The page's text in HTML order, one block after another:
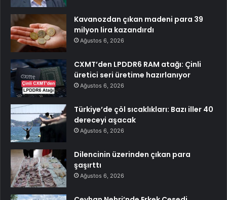
Kavanozdan çıkan madeni para 39
milyon lira kazandırdı
Ağustos 6, 2026
CXMT’den LPDDR6 RAM atağı: Çinli
üretici seri üretime hazırlanıyor
Ağustos 6, 2026
Türkiye’de çöl sıcaklıkları: Bazı iller 40
dereceyi aşacak
Ağustos 6, 2026
Dilencinin üzerinden çıkan para
şaşırttı
Ağustos 6, 2026